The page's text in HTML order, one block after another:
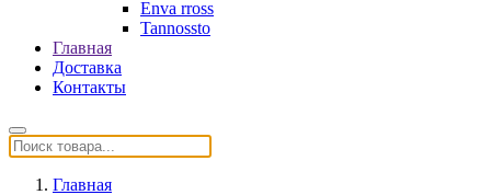
Enva rross
Tannossto
Главная
Доставка
Контакты
Главная